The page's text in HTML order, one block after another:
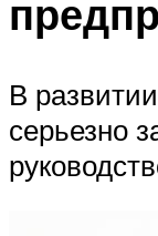
В
серьезно